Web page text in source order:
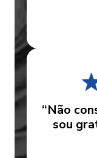
“Não
sou